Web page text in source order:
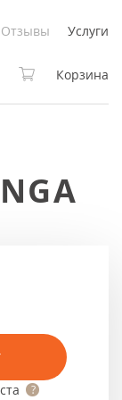
Отзывы Услуги
Корзина